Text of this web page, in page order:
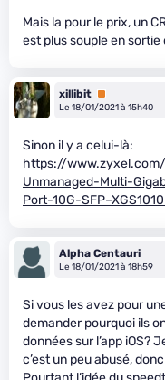
Mais la pour le prix, un
est plus souple en sortie
xillibit Premium
Le 18/01/2021 à 15h40
Sinon il y a celui-là:
https://
Unmanaged-Multi-
Port-10G-
Alpha Centauri
Le 18/01/2021 à 18h59
Si vous les avez pour
demander pourquoi ils
données sur l’app iOS?
c’est un peu abusé,